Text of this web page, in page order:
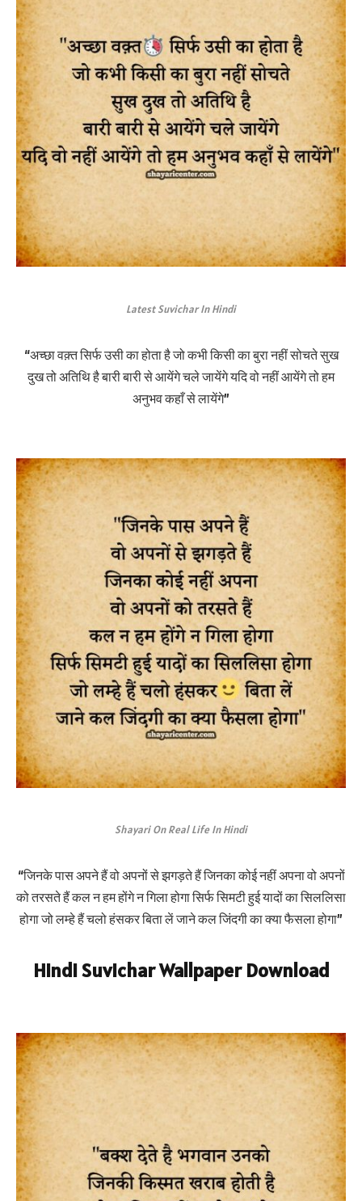
Latest Suvichar In Hindi
“अच्छा वक़्त सिर्फ उसी का होता है जो कभी किसी का बुरा नहीं सोचते सुख
दुख तो अतिथि है ​ बारी बारी से आयेंगे चले जायेंगे यदि वो नहीं आयेंगे तो हम​
अनुभव कहाँ से लायेंगे”
Shayari On Real Life In Hindi
“जिनके पास अपने हैं वो अपनों से झगड़ते हैं जिनका कोई नहीं अपना वो अपनों
को तरसते हैं कल न हम होंगे न गिला होगा सिर्फ सिमटी हुई यादों का सिललिसा
होगा जो लम्हे हैं चलो हंसकर बिता लें जाने कल जिंदगी का क्या फैसला होगा”
Hindi Suvichar Wallpaper Download